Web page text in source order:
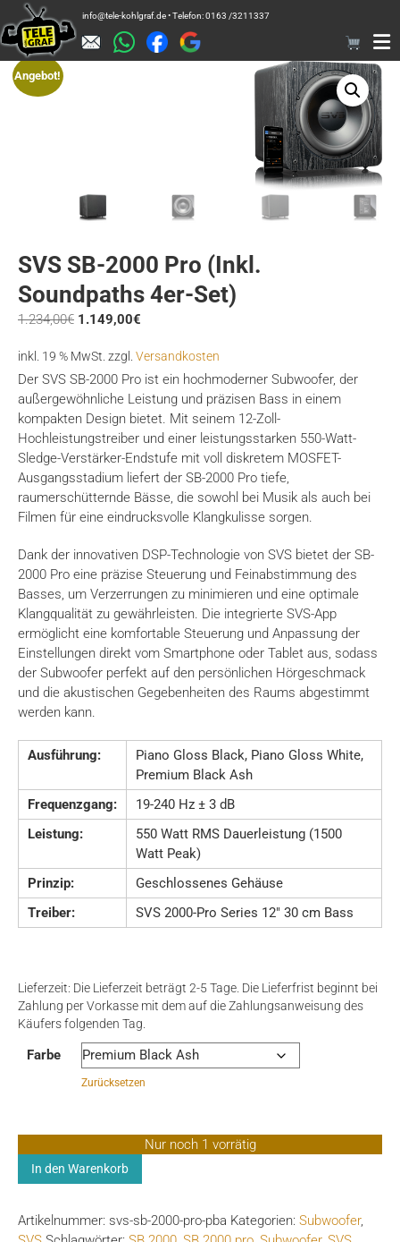
Zum
Inhalt
springen
info@tele-kohlgraf.de • Telefon: 0163 /3211337
Angebot!
SVS SB-2000 Pro (inkl.
Soundpaths 4er-Set)
1.234,00€ Ursprünglicher
war:
1.234,00€
1.149,00€
ist:
1.149,00€.
inkl. 19 % MwSt. zzgl. Versandkosten
Der SVS SB-2000 Pro ist ein hochmoderner Subwoofer, der
außergewöhnliche Leistung und präzisen Bass in einem
kompakten Design bietet. Mit seinem 12-Zoll-
Hochleistungstreiber und einer leistungsstarken 550-Watt-
Sledge-Verstärker-Endstufe mit voll diskretem MOSFET-
Ausgangsstadium liefert der SB-2000 Pro tiefe,
raumerschütternde Bässe, die sowohl bei Musik als auch bei
Filmen für eine eindrucksvolle Klangkulisse sorgen.
Dank der innovativen DSP-Technologie von SVS bietet der SB-
2000 Pro eine präzise Steuerung und Feinabstimmung des
Basses, um Verzerrungen zu minimieren und eine optimale
Klangqualität zu gewährleisten. Die integrierte SVS-App
ermöglicht eine komfortable Steuerung und Anpassung der
Einstellungen direkt vom Smartphone oder Tablet aus, sodass
der Subwoofer perfekt auf den persönlichen Hörgeschmack
und die akustischen Gegebenheiten des Raums abgestimmt
werden kann.
Ausführung:
Piano Gloss Black, Piano Gloss White,
Premium Black Ash
Frequenzgang:
19-240 Hz ± 3 dB
Leistung:
550 Watt RMS Dauerleistung (1500
Watt Peak)
Prinzip:
Geschlossenes Gehäuse
Treiber:
SVS 2000-Pro Series 12″ 30 cm Bass
Lieferzeit: Die Lieferzeit beträgt 2-5 Tage. Die Lieferfrist beginnt bei
Zahlung per Vorkasse mit dem auf die Zahlungsanweisung des
Käufers folgenden Tag.
Farbe
Zurücksetzen
Nur noch 1 vorrätig
SVS
SB-
Pro
In den Warenkorb
Artikelnummer: svs-sb-2000-pro-pba Kategorien: Subwoofer,